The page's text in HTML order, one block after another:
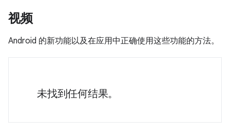
视频
Android 的新功能以及在应用中正确使用这些功能的方法。
未找到任何结果。